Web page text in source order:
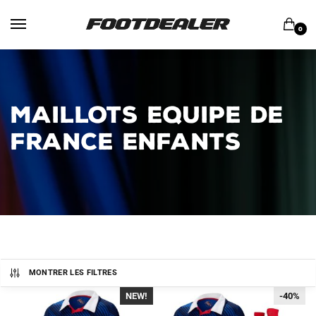
0
MAILLOTS EQUIPE DE
FRANCE ENFANTS
MONTRER LES FILTRES
-40%
NEW! -40%
-40%